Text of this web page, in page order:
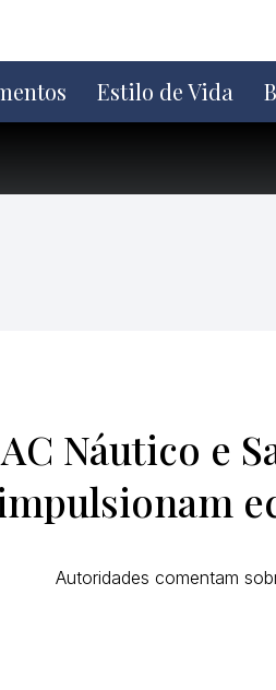
Estilo de Vida
Náutico e
Autoridades comentam